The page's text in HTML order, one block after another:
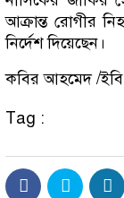
আক্রান্ত রোগীর
নির্দেশ দিয়েছেন।
কবির আহমেদ /
Tag :